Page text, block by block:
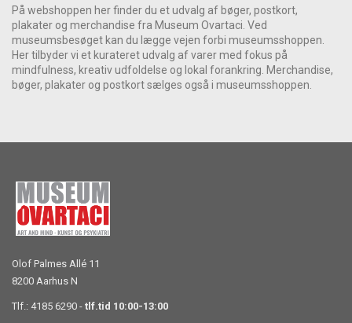
På webshoppen her finder du et udvalg af bøger, postkort,
plakater og merchandise fra Museum Ovartaci. Ved
museumsbesøget kan du lægge vejen forbi museumsshoppen.
Her tilbyder vi et kurateret udvalg af varer med fokus på
mindfulness, kreativ udfoldelse og lokal forankring. Merchandise,
bøger, plakater og postkort sælges også i museumsshoppen.
Olof Palmes Allé 11
8200 Aarhus N
Tlf.: 4185 6290 - tlf.tid 10:00-13:00